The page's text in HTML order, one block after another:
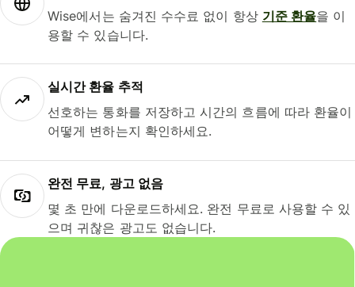
Wise에서는 숨겨진 수수료 없이 항상 기준 환율을 이
용할 수 있습니다.
실시간 환율 추적
선호하는 통화를 저장하고 시간의 흐름에 따라 환율이
어떻게 변하는지 확인하세요.
완전 무료, 광고 없음
몇 초 만에 다운로드하세요. 완전 무료로 사용할 수 있
으며 귀찮은 광고도 없습니다.